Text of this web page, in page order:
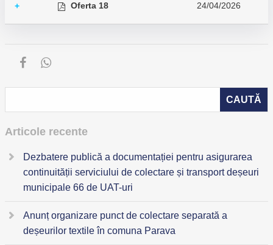
+
Oferta 18 24/04/2026
Articole recente
Dezbatere publică a documentației pentru asigurarea
continuității serviciului de colectare și transport deșeuri
municipale 66 de UAT-uri
Anunț organizare punct de colectare separată a
deșeurilor textile în comuna Parava